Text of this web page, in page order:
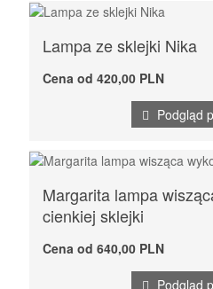
Lampa ze sklejki Nika
Cena od 420,00 PLN
Podgląd
Margarita lampa
cienkiej sklejki
Cena od 640,00 PLN
Podgląd